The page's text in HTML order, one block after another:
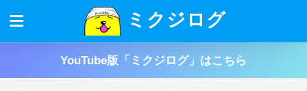
ミクジログ
YouTube版「ミクジログ」はこちら